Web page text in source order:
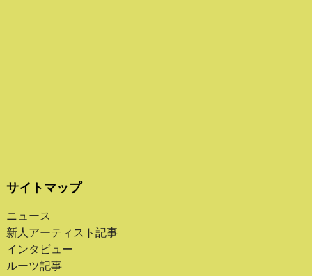
サイトマップ
ニュース
新人アーティスト記事
インタビュー
ルーツ記事